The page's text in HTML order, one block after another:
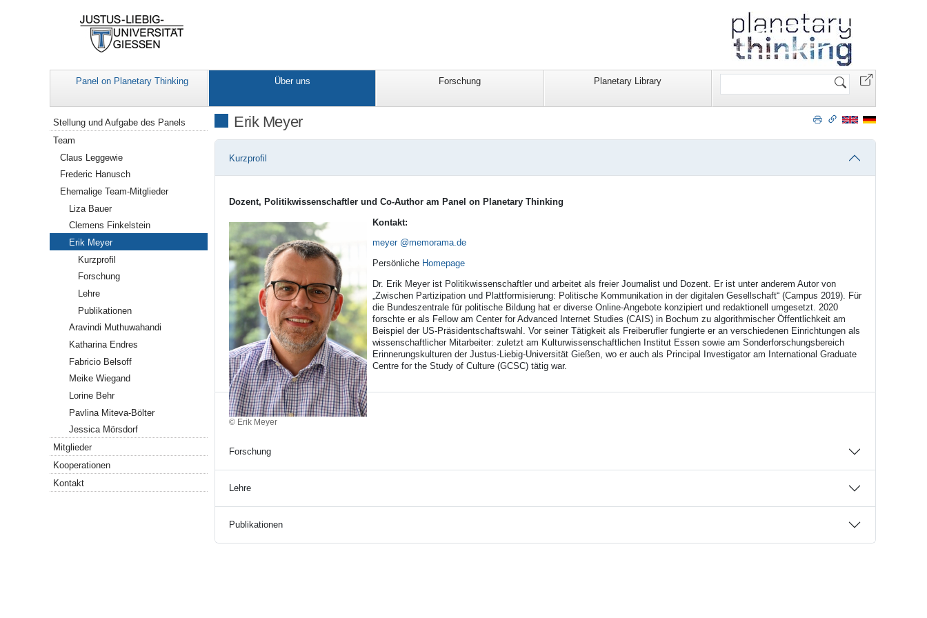
Panel on Planetary Thinking Über uns Forschung Planetary Library
Website
Erik Meyer
Kurzprofil
Dozent, Politikwissenschaftler und Co-Author am Panel on Planetary Thinking
© Erik Meyer
Kontakt:
meyer
Persönliche Homepage
Dr. Erik Meyer ist Politikwissenschaftler und arbeitet als freier Journalist und Dozent. Er ist unter anderem Autor von
„Zwischen Partizipation und Plattformisierung: Politische Kommunikation in der digitalen Gesellschaft“ (Campus 2019). Für
die Bundeszentrale für politische Bildung hat er diverse Online-Angebote konzipiert und redaktionell umgesetzt. 2020
forschte er als Fellow am Center for Advanced Internet Studies (CAIS) in Bochum zu algorithmischer Öffentlichkeit am
Beispiel der US-Präsidentschaftswahl. Vor seiner Tätigkeit als Freiberufler fungierte er an verschiedenen Einrichtungen als
wissenschaftlicher Mitarbeiter: zuletzt am Kulturwissenschaftlichen Institut Essen sowie am Sonderforschungsbereich
Erinnerungskulturen der Justus-Liebig-Universität Gießen, wo er auch als Principal Investigator am International Graduate
Centre for the Study of Culture (GCSC) tätig war.
Forschung
Lehre
Publikationen
Navigation
Stellung und Aufgabe des Panels
Team
Claus Leggewie
Frederic Hanusch
Ehemalige Team-Mitglieder
Liza Bauer
Clemens Finkelstein
Erik Meyer
Kurzprofil
Forschung
Lehre
Publikationen
Aravindi Muthuwahandi
Katharina Endres
Fabricio Belsoff
Meike Wiegand
Lorine Behr
Pavlina Miteva-Bölter
Jessica Mörsdorf
Mitglieder
Kooperationen
Kontakt